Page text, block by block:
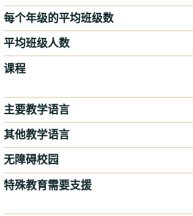
每个年级的平均班级数
平均班级人数
课程
主要教学语言
其他教学语言
无障碍校园
特殊教育需要支援